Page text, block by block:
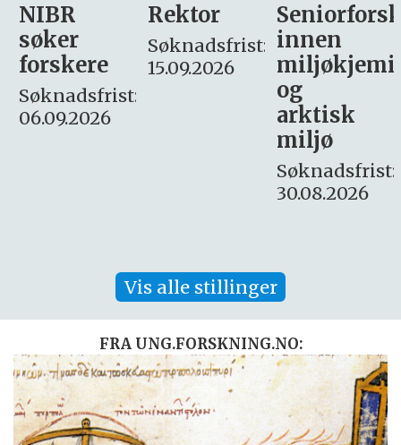
Rektor
Søknadsfrist:
15.09.2026
Seniorforsker
innen
miljøkjemi
søker
– fast
Søknadsfrist:
16. august.
Vis alle stillinger
FRA UNG.FORSKNING.NO: